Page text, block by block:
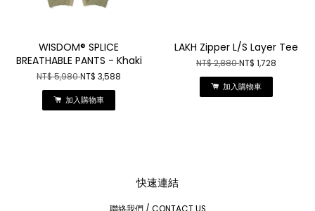
WISDOM® SPLICE
BREATHABLE PANTS - Khaki
NT$ 5,980NT$ 3,588
加入購物車
LAKH Zipper L/S Layer Tee
NT$ 2,880NT$ 1,728
加入購物車
快速連結